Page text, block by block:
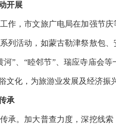
开展
，市文旅广电局在加强节庆
列活动，如蒙古勒津祭敖包
”、“睦邻节”、瑞应寺庙会
化，为旅游业发展及经济振
承
。加大普查力度，深挖线索